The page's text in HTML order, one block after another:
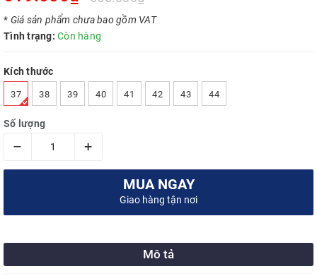
* Giá sản phẩm chưa bao gồm VAT
Tình trạng: Còn hàng
Kích thước
37 38 39 40 41 42 43 44
Số lượng
– +
MUA NGAY
Giao hàng tận nơi
Mô tả